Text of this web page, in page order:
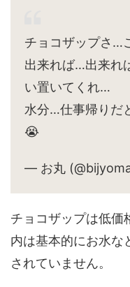
チョコザップさ…
出来れば…出来れ
い置いてくれ…
水分…仕事帰りだ
😭
— お丸
チョコザップは低価
内は基本的にお水な
されていません。